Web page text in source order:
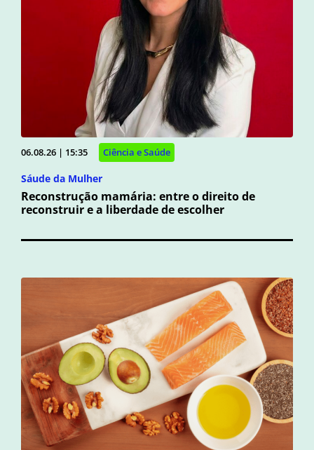
06.08.26 | 15:35 Ciência e Saúde
Sáude da Mulher
Reconstrução mamária: entre o direito de
reconstruir e a liberdade de escolher